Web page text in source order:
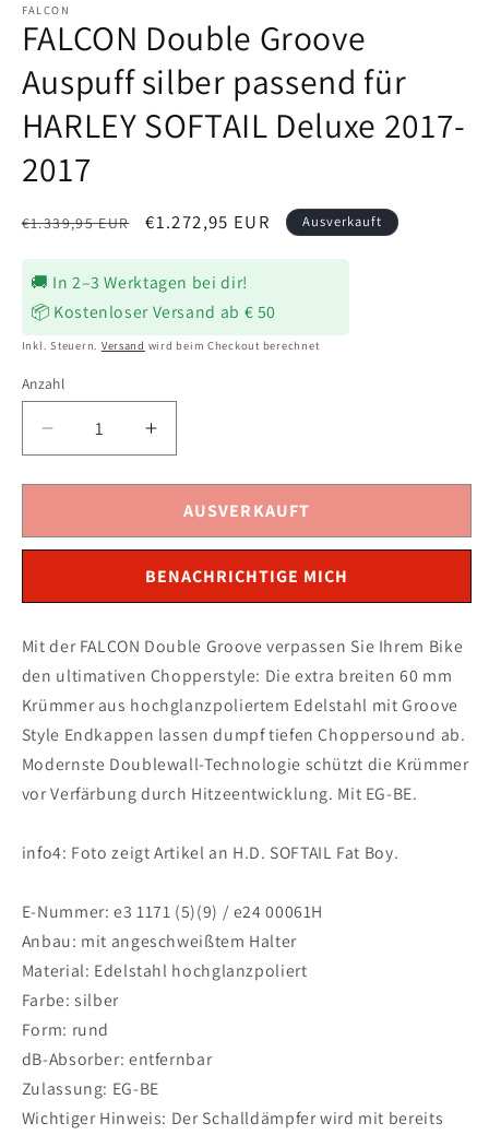
FALCON
FALCON Double Groove
Auspuff silber passend für
HARLEY SOFTAIL Deluxe 2017-
2017
Normaler
€1.339,95 EUR Verkaufspreis
€1.272,95 EUR Ausverkauft
🚚 In 2–3 Werktagen bei dir!
📦 Kostenloser Versand ab € 50
Inkl. Steuern. Versand wird beim Checkout berechnet
Anzahl
Verringere
die
Menge
FALCON
Double
Auspuff
passend
für
HARLEY
SOFTAIL
2017-
2017
Erhöhe
die
Menge
FALCON
Double
Groove
Auspuff
passend
für
HARLEY
SOFTAIL
2017-
2017
AUSVERKAUFT
BENACHRICHTIGE MICH
Mit der FALCON Double Groove verpassen Sie Ihrem Bike
den ultimativen Chopperstyle: Die extra breiten 60 mm
Krümmer aus hochglanzpoliertem Edelstahl mit Groove
Style Endkappen lassen dumpf tiefen Choppersound ab.
Modernste Doublewall-Technologie schützt die Krümmer
vor Verfärbung durch Hitzeentwicklung. Mit EG-BE.
info4: Foto zeigt Artikel an H.D. SOFTAIL Fat Boy.
E-Nummer: e3 1171 (5)(9) / e24 00061H
Anbau: mit angeschweißtem Halter
Material: Edelstahl hochglanzpoliert
Farbe: silber
Form: rund
dB-Absorber: entfernbar
Zulassung: EG-BE
Wichtiger Hinweis: Der Schalldämpfer wird mit bereits